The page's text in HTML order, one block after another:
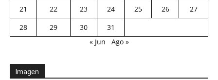
21
22 23 24 25 26
27
28
29 30
31
« Jun
Ago »
Imagen